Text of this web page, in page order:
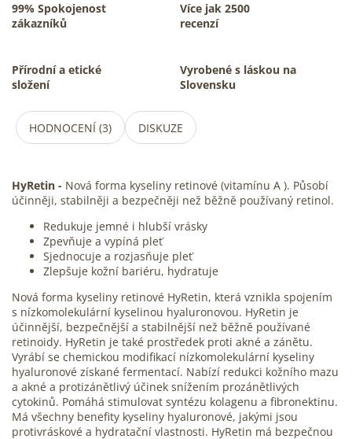
99% Spokojenost
zákazníků
Více jak 2500
recenzí
Přírodní a etické
složení
Vyrobené s láskou na
Slovensku
HODNOCENÍ (3) DISKUZE
HyRetin - Nová forma kyseliny retinové (vitamínu A ). Působí
účinněji, stabilněji a bezpečněji než běžně používaný retinol.
Redukuje jemné i hlubší vrásky
Zpevňuje a vypíná pleť
Sjednocuje a rozjasňuje pleť
Zlepšuje kožní bariéru, hydratuje
Nová forma kyseliny retinové HyRetin, která vznikla spojením
s nízkomolekulární kyselinou hyaluronovou. HyRetin je
účinnější, bezpečnější a stabilnější než běžně používané
retinoidy. HyRetin je také prostředek proti akné a zánětu.
Vyrábí se chemickou modifikací nízkomolekulární kyseliny
hyaluronové získané fermentací. Nabízí redukci kožního mazu
a akné a protizánětlivý účinek snížením prozánětlivých
cytokinů. Pomáhá stimulovat syntézu kolagenu a fibronektinu.
Má všechny benefity kyseliny hyaluronové, jakými jsou
protivráskové a hydratační vlastnosti. HyRetin má bezpečnou